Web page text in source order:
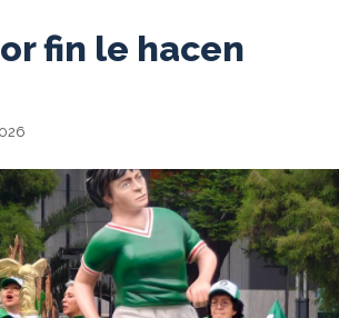
fin le hacen